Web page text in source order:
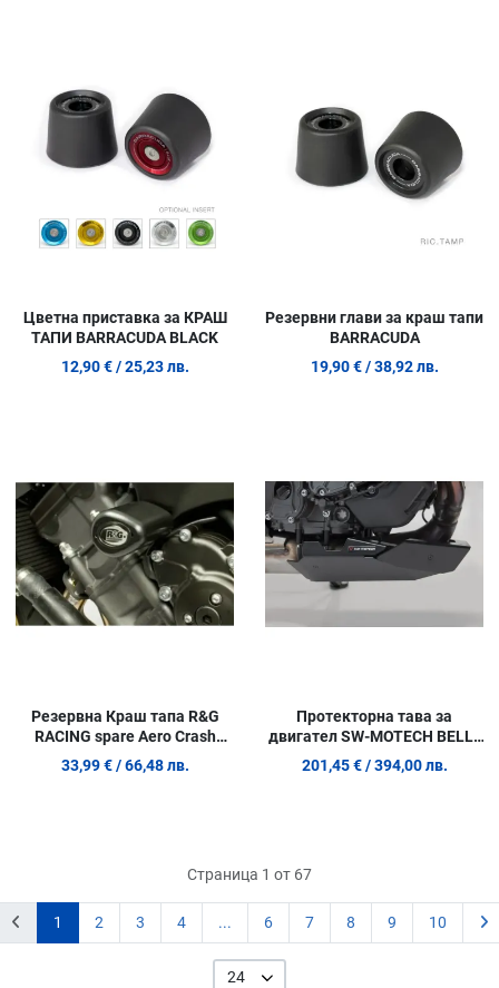
Quick View
Цветна приставка за КРАШ
ТАПИ BARRACUDA BLACK
12,90 € / 25,23 лв.
Резервни глави за краш тапи
BARRACUDA
19,90 € / 38,92 лв.
Сравни продукт
Quick View
Резервна Краш тапа R&G
RACING spare Aero Crash
Protectors black 1pc
33,99 € / 66,48 лв.
Протекторна тава за
двигател SW-MOTECH BELLY
PAN XSR 900 ABS 22
201,45 € / 394,00 лв.
Страница 1 от 67
1 2 3 4 ... 6 7 8 9 10
24